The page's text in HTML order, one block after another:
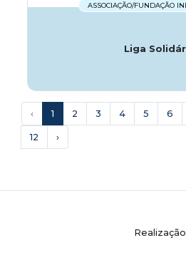
ASSOCIAÇÃO/FUNDAÇÃO
Liga
‹ 1 2 3 4 5 6
12 ›
Realização